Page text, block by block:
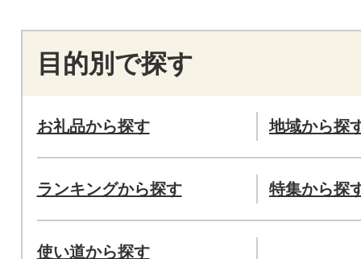
目的別で探す
お礼品から探す 地域から探
ランキングから探す 特集から探
使い道から探す